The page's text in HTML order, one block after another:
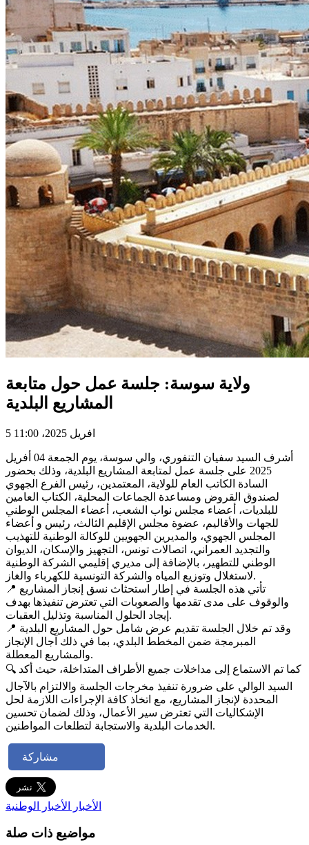
ولاية سوسة: جلسة عمل حول متابعة
المشاريع البلدية
5 افريل 2025، 11:00
أشرف السيد سفيان التنفوري، والي سوسة، يوم الجمعة 04 أفريل
2025 على جلسة عمل لمتابعة المشاريع البلدية، وذلك بحضور
السادة الكاتب العام للولاية، المعتمدين، رئيس الفرع الجهوي
لصندوق القروض ومساعدة الجماعات المحلية، الكتاب العامين
للبلديات، أعضاء مجلس نواب الشعب، أعضاء المجلس الوطني
للجهات والأقاليم، عضوة مجلس الإقليم الثالث، رئيس و أعضاء
المجلس الجهوي، والمديرين الجهويين للوكالة الوطنية للتهذيب
والتجديد العمراني، اتصالات تونس، التجهيز والإسكان، الديوان
الوطني للتطهير، بالإضافة إلى مديري إقليمي الشركة الوطنية
لاستغلال وتوزيع المياه والشركة التونسية للكهرباء والغاز.
📍 تأتي هذه الجلسة في إطار استحثاث نسق إنجاز المشاريع
والوقوف على مدى تقدمها والصعوبات التي تعترض تنفيذها بهدف
إيجاد الحلول المناسبة وتذليل العقبات.
📍 وقد تم خلال الجلسة تقديم عرض شامل حول المشاريع البلدية
المبرمجة ضمن المخطط البلدي، بما في ذلك آجال الإنجاز
والمشاريع المعطلة.
🔍 كما تم الاستماع إلى مداخلات جميع الأطراف المتداخلة، حيث أكد
السيد الوالي على ضرورة تنفيذ مخرجات الجلسة والالتزام بالآجال
المحددة لإنجاز المشاريع، مع اتخاذ كافة الإجراءات اللازمة لحل
الإشكاليات التي تعترض سير الأعمال، وذلك لضمان تحسين
الخدمات البلدية والاستجابة لتطلعات المواطنين.
مشاركة
الأخبار الأخبار الوطنية
مواضيع ذات صلة